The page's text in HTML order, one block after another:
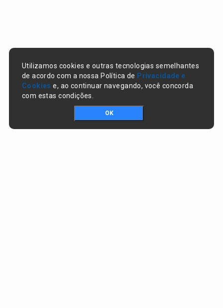
Utilizamos cookies e outras tecnologias semelhantes
de acordo com a nossa Política de Privacidade e
Cookies e, ao continuar navegando, você concorda
com estas condições.
OK